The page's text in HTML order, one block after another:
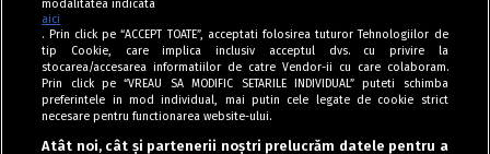
Tag index
Program Antena 1
modalitatea indicata
aici
. Prin click pe “ACCEPT TOATE”, acceptati folosirea tuturor Tehnologiilor de
tip Cookie, care implica inclusiv acceptul dvs. cu privire la
stocarea/accesarea informatiilor de catre Vendor-ii cu care colaboram.
Prin click pe “VREAU SA MODIFIC SETARILE INDIVIDUAL” puteti schimba
preferintele in mod individual, mai putin cele legate de cookie strict
necesare pentru functionarea website-ului.
Atât noi, cât și partenerii noștri prelucrăm datele pentru a